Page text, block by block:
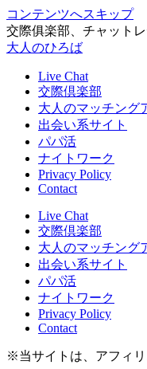
コンテンツへスキップ
交際俱楽部、チャット
大人のひろば
Live Chat
交際倶楽部
大人のマッチング
出会い系サイト
パパ活
ナイトワーク
Privacy Policy
Contact
Live Chat
交際倶楽部
大人のマッチング
出会い系サイト
パパ活
ナイトワーク
Privacy Policy
Contact
※当サイトは、アフィリ